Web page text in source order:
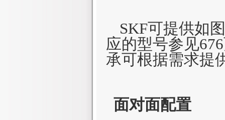
SKF可提供如
应的型号参见
承可根据需求提
面对面配置